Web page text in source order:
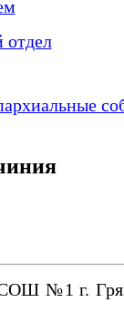
отдел
№1 г.